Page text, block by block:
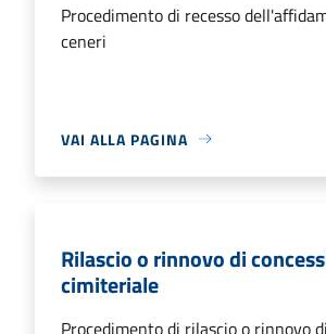
Procedimento di recesso
ceneri
VAI ALLA PAGINA
Rilascio o rinnovo di
cimiteriale
Procedimento di rilascio o rinnovo